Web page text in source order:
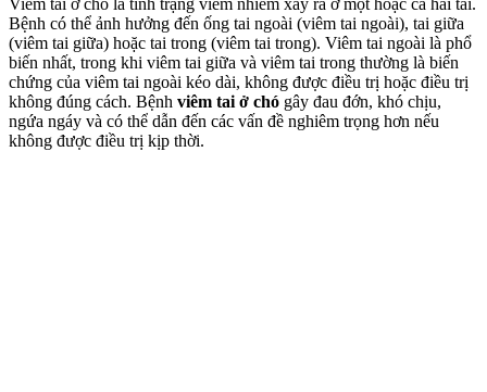
Viêm tai ở chó là tình trạng viêm nhiễm xảy ra ở một hoặc cả hai tai.
Bệnh có thể ảnh hưởng đến ống tai ngoài (viêm tai ngoài), tai giữa
(viêm tai giữa) hoặc tai trong (viêm tai trong). Viêm tai ngoài là phổ
biến nhất, trong khi viêm tai giữa và viêm tai trong thường là biến
chứng của viêm tai ngoài kéo dài, không được điều trị hoặc điều trị
không đúng cách. Bệnh viêm tai ở chó gây đau đớn, khó chịu,
ngứa ngáy và có thể dẫn đến các vấn đề nghiêm trọng hơn nếu
không được điều trị kịp thời.